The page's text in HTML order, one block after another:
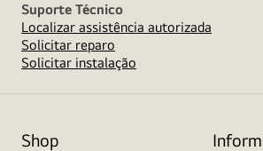
Suporte Técnico
Localizar assistência autorizada
Solicitar reparo
Solicitar instalação
Shop